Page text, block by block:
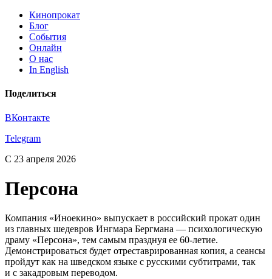
Кинопрокат
Блог
События
Онлайн
О нас
In English
Поделиться
ВКонтакте
Telegram
С 23 апреля 2026
Персона
Компания «Иноекино» выпускает в российский прокат один
из главных шедевров Ингмара Бергмана — психологическую
драму «Персона», тем самым празднуя ее 60-летие.
Демонстрироваться будет отреставрированная копия, а сеансы
пройдут как на шведском языке с русскими субтитрами, так
и с закадровым переводом.